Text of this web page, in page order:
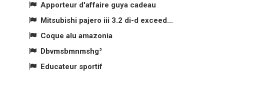
Apporteur d'affaire guya cadeau
Mitsubishi pajero iii 3.2 di-d exceed...
Coque alu amazonia
Dbvmsbmnmshg²
Educateur sportif